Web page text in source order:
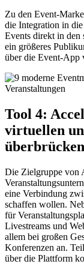
Zu den Event-
die Integration in
Events direkt in den
ein größeres
über die Event-App
Tool 4:
virtuellen
überbrücken
Die Zielgruppe von
eine Verbindung
schaffen wollen.
für
Livestreams und
allem bei großen
Konferenzen an.
über die Plattform